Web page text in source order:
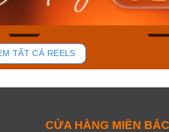
38
Mua
TẤT CẢ REELS
CỬA HÀNG MIỀN BẮC